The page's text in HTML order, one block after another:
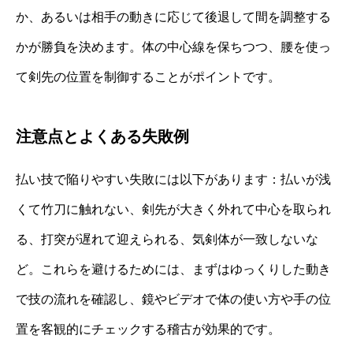
か、あるいは相手の動きに応じて後退して間を調整する
かが勝負を決めます。体の中心線を保ちつつ、腰を使っ
て剣先の位置を制御することがポイントです。
注意点とよくある失敗例
払い技で陥りやすい失敗には以下があります：払いが浅
くて竹刀に触れない、剣先が大きく外れて中心を取られ
る、打突が遅れて迎えられる、気剣体が一致しないな
ど。これらを避けるためには、まずはゆっくりした動き
で技の流れを確認し、鏡やビデオで体の使い方や手の位
置を客観的にチェックする稽古が効果的です。